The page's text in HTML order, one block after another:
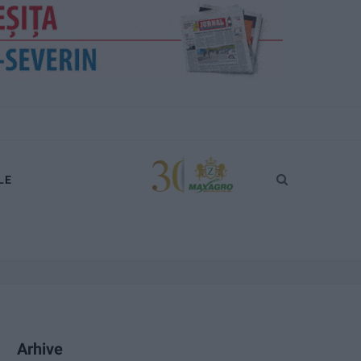
Arhive